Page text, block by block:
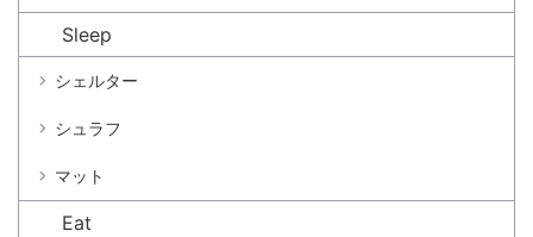
Sleep
シェルター
シュラフ
マット
Eat